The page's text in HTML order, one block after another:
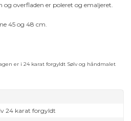
overfladen er poleret og emaljeret.
45 og 48 cm.
er i 24 karat forgyldt Sølv og håndmalet
24 karat forgyldt